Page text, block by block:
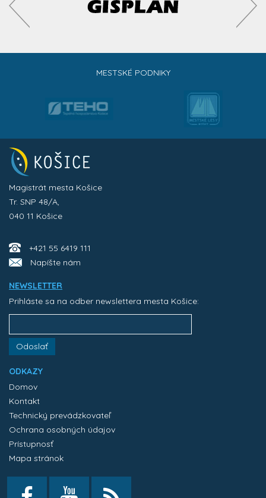
MESTSKÉ PODNIKY
Magistrát mesta Košice
Tr. SNP 48/A,
040 11 Košice
+421 55 6419 111
Napíšte nám
NEWSLETTER
Prihláste sa na odber newslettera mesta Košice:
Odoslať
ODKAZY
Domov
Kontakt
Technický prevádzkovateľ
Ochrana osobných údajov
Prístupnosť
Mapa stránok